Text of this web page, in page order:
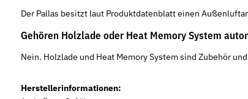
Der Pallas besitzt laut Produktdatenblatt einen
Gehören Holzlade oder Heat Memory System
Nein. Holzlade und Heat Memory System sind Zubehör
Herstellerinformationen: